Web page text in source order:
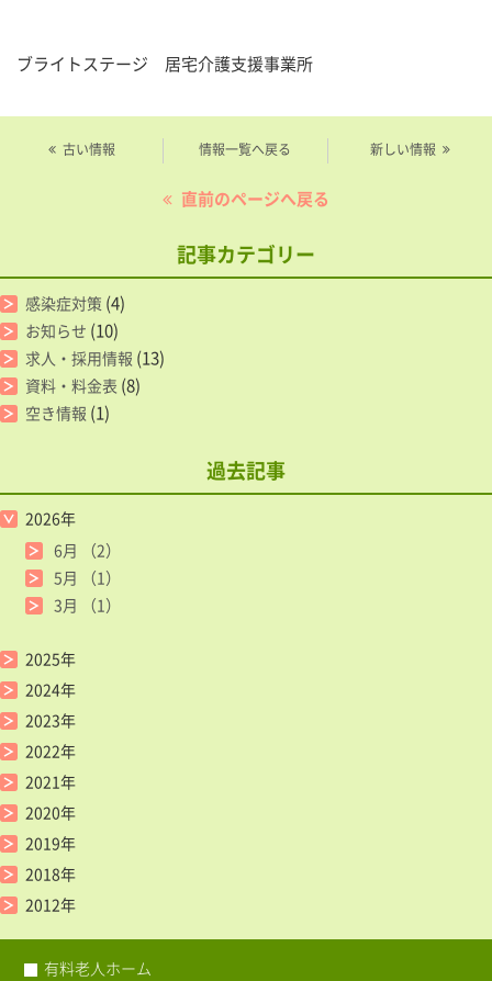
ブライトステージ 居宅介護支援事業所
古い情報 情報一覧へ戻る 新しい情報
直前のページへ戻る
記事カテゴリー
感染症対策 (4)
お知らせ (10)
求人・採用情報 (13)
資料・料金表 (8)
空き情報 (1)
過去記事
2026年
6月
（2）
5月
（1）
3月
（1）
2025年
2024年
2023年
2022年
2021年
2020年
2019年
2018年
2012年
有料老人ホーム